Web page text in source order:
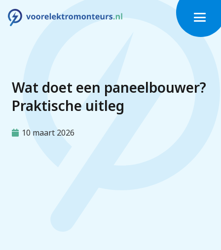
Wat doet een paneelbouwer?
Praktische uitleg
10 maart 2026